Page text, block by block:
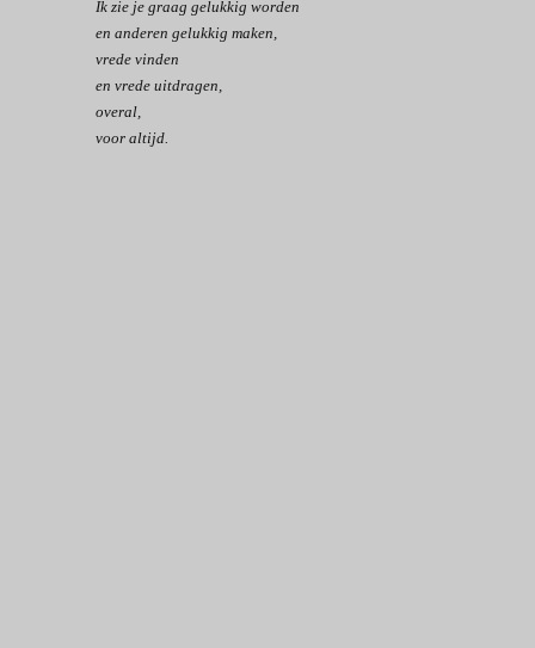
Ik zie je graag gelukkig worden
en anderen gelukkig maken,
vrede vinden
en vrede uitdragen,
overal,
voor altijd.